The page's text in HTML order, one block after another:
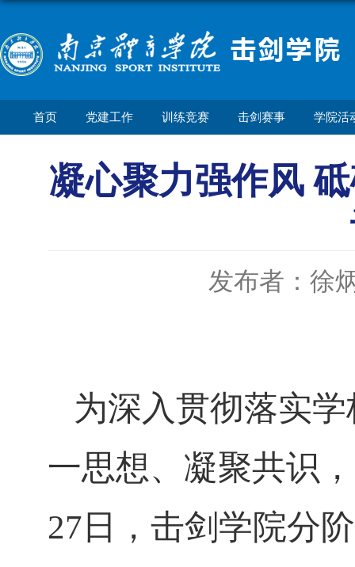
首页 党建工作 训练竞赛 击剑赛事 学院活
凝心聚力强作风
发布者：徐
为深入贯彻落实学
一思想、凝聚共识
27 日，击剑学院分